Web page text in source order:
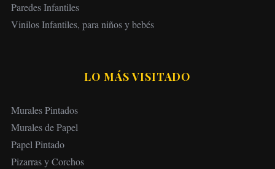
Paredes Infantiles
Vinilos Infantiles, para niños y bebés
LO MÁS VISITADO
Murales Pintados
Murales de Papel
Papel Pintado
Pizarras y Corchos